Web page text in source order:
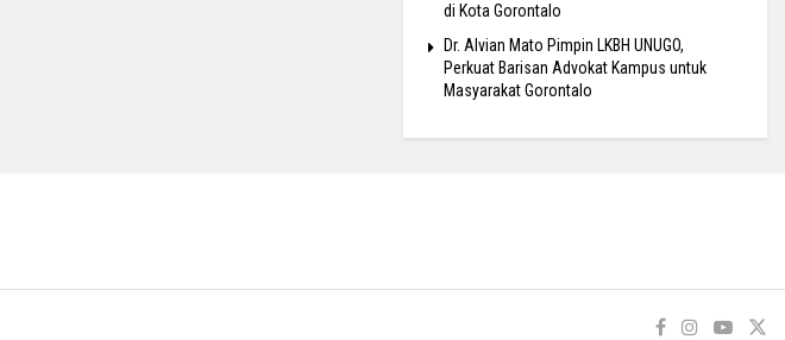
di Kota Gorontalo
Dr. Alvian Mato Pimpin LKBH UNUGO,
Perkuat Barisan Advokat Kampus untuk
Masyarakat Gorontalo